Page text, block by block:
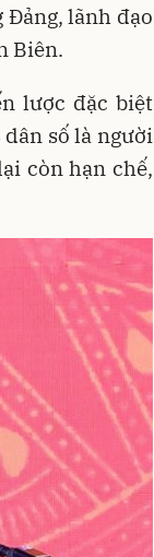
Đảng, lãnh đạo
Biên.
lược đặc biệt
số là người
còn hạn chế,